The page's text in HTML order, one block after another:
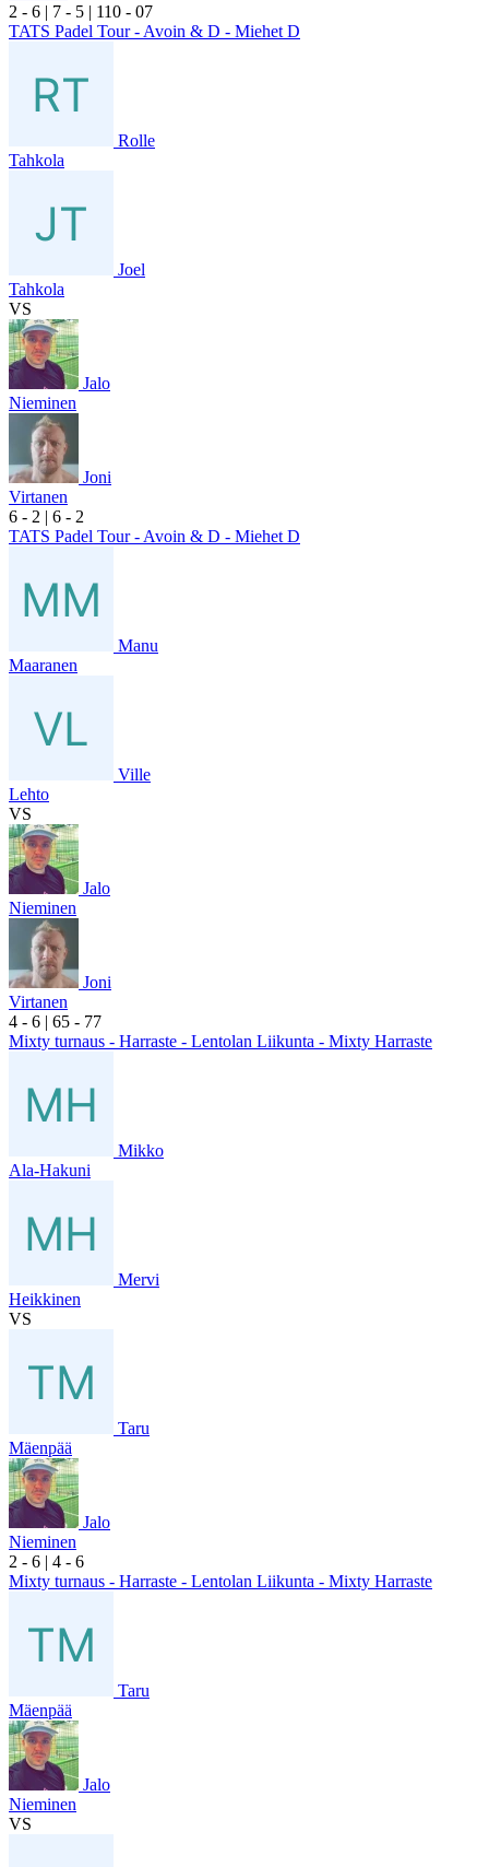
2 - 6 | 7 - 5 | 110 - 07
TATS Padel Tour - Avoin & D - Miehet D
Rolle
Tahkola
Joel
Tahkola
VS
Jalo
Nieminen
Joni
Virtanen
6 - 2 | 6 - 2
TATS Padel Tour - Avoin & D - Miehet D
Manu
Maaranen
Ville
Lehto
VS
Jalo
Nieminen
Joni
Virtanen
4 - 6 | 65 - 77
Mixty turnaus - Harraste - Lentolan Liikunta - Mixty Harraste
Mikko
Ala-Hakuni
Mervi
Heikkinen
VS
Taru
Mäenpää
Jalo
Nieminen
2 - 6 | 4 - 6
Mixty turnaus - Harraste - Lentolan Liikunta - Mixty Harraste
Taru
Mäenpää
Jalo
Nieminen
VS